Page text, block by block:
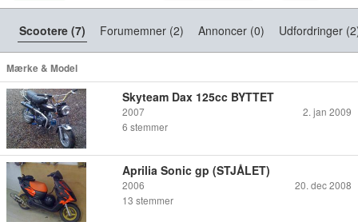
Scootere (7) Forumemner (2) Annoncer (0) Udfordringer
Mærke & Model
Skyteam Dax 125cc BYTTET
2007
2. jan 2009
6 stemmer
Aprilia Sonic gp (STJÅLET)
2006
20. dec 2008
13 stemmer